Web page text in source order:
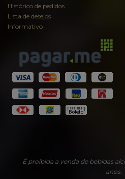
Histórico de pedidos
Lista de desejos
Informativo
É proibida a venda de bebidas
anos.